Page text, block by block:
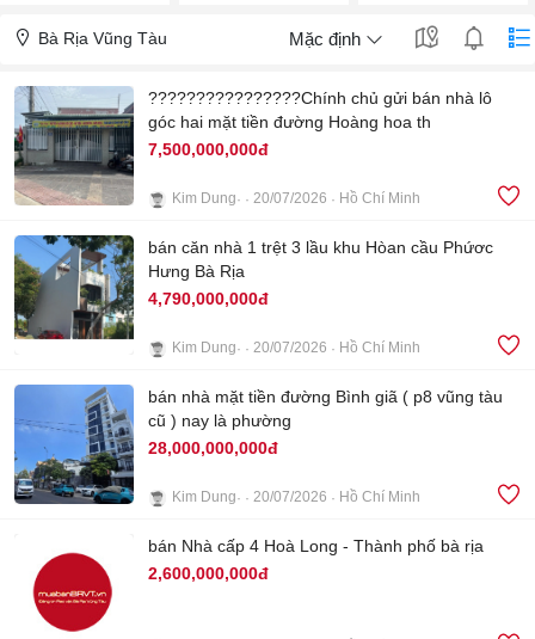
Bà Rịa Vũng Tàu Mặc định
????????????????Chính chủ gửi bán nhà lô
góc hai mặt tiền đường Hoàng hoa th
7,500,000,000đ
Kim Dung 20/07/2026 Hồ Chí Minh
bán căn nhà 1 trệt 3 lầu khu Hòan cầu Phứơc
Hưng Bà Rịa
4,790,000,000đ
Kim Dung 20/07/2026 Hồ Chí Minh
bán nhà mặt tiền đường Bình giã ( p8 vũng tàu
cũ ) nay là phường
28,000,000,000đ
Kim Dung 20/07/2026 Hồ Chí Minh
bán Nhà cấp 4 Hoà Long - Thành phố bà rịa
2,600,000,000đ